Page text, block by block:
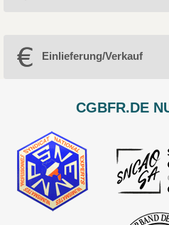
Einlieferung/Verkauf
CGBFR.DE